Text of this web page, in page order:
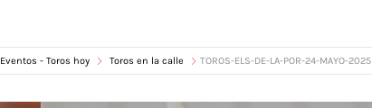
Eventos - Toros hoy Toros en la calle TOROS-ELS-DE-LA-POR-24-MAYO-2025